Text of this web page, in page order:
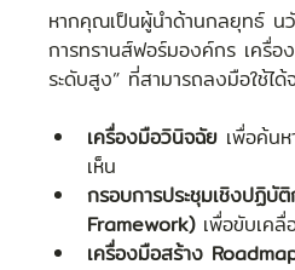
หากคุณเป็นผู้นำด้านกลยุทธ์ น
การทรานส์ฟอร์มองค์กร เครื่อ
ระดับสูง” ที่สามารถลงมือใช้ไ
เครื่องมือวินิจฉัย เพื่อค้น
เห็น
กรอบการประชุมเชิงปฏิบั
Framework) เพื่อขับเคลื่
เครื่องมือสร้าง